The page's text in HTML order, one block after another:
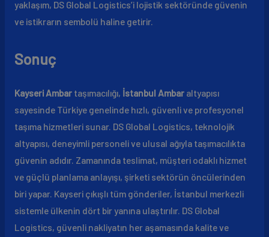
yaklaşım, DS Global Logistics’i lojistik sektöründe güvenin
ve istikrarın sembolü haline getirir.
Sonuç
Kayseri Ambartaşımacılığı, İstanbul Ambaraltyapısı
sayesinde Türkiye genelinde hızlı, güvenli ve profesyonel
taşıma hizmetleri sunar. DS Global Logistics, teknolojik
altyapısı, deneyimli personeli ve ulusal ağıyla taşımacılıkta
güvenin adıdır. Zamanında teslimat, müşteri odaklı hizmet
ve güçlü planlama anlayışı, şirketi sektörün öncülerinden
biri yapar. Kayseri çıkışlı tüm gönderiler, İstanbul merkezli
sistemle ülkenin dört bir yanına ulaştırılır. DS Global
Logistics, güvenli nakliyatın her aşamasında kalite ve